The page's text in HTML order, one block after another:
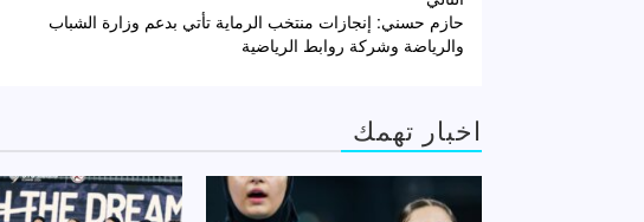
المقالات
حازم حسني: إنجازات منتخب الرماية تأتي بدعم وزارة الشباب
والرياضة وشركة روابط الرياضية
اخبار تهمك